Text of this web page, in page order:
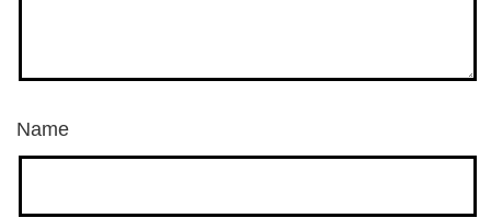
Name